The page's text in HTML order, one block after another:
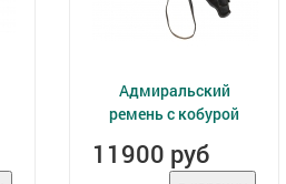
Адмиральский
ремень с кобурой
11900 руб